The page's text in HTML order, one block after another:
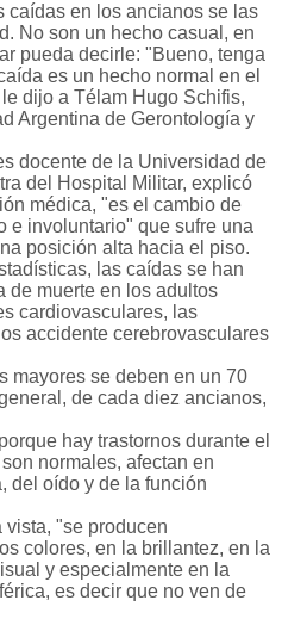
caídas en los ancianos se las
No son un hecho casual, en
pueda decirle: "Bueno, tenga
es un hecho normal en el
dijo a Télam Hugo Schifis,
Argentina de Gerontología y
docente de la Universidad de
del Hospital Militar, explicó
médica, "es el cambio de
e involuntario" que sufre una
posición alta hacia el piso.
las caídas se han
de muerte en los adultos
cardiovasculares, las
accidente cerebrovasculares
mayores se deben en un 70
de cada diez ancianos,
hay trastornos durante el
normales, afectan en
del oído y de la función
"se producen
colores, en la brillantez, en la
y especialmente en la
es decir que no ven de